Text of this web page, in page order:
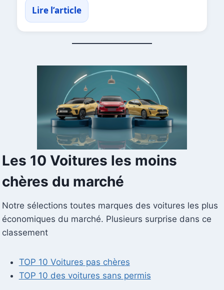
Lire l’article
Les 10 Voitures les moins
chères du marché
Notre sélections toutes marques des voitures les plus
économiques du marché. Plusieurs surprise dans ce
classement
TOP 10 Voitures pas chères
TOP 10 des voitures sans permis